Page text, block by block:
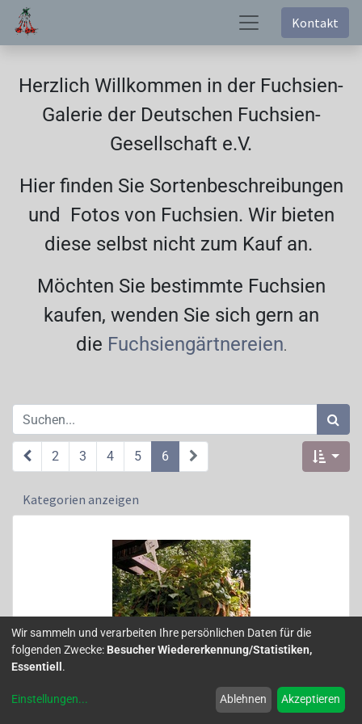
Kontakt
Herzlich Willkommen in der Fuchsien-
Galerie der Deutschen Fuchsien-
Gesellschaft e.V.
Hier finden Sie Sortenbeschreibungen
und Fotos von Fuchsien. Wir bieten
diese selbst nicht zum Kauf an.
Möchten Sie bestimmte Fuchsien
kaufen, wenden Sie sich gern an
die Fuchsiengärtnereien.
2 3 4 5 6
Kategorien anzeigen
Wir sammeln und verarbeiten Ihre persönlichen Daten für die
folgenden Zwecke: Besucher Wiedererkennung/Statistiken,
Essentiell .
Einstellungen... Ablehnen Akzeptieren